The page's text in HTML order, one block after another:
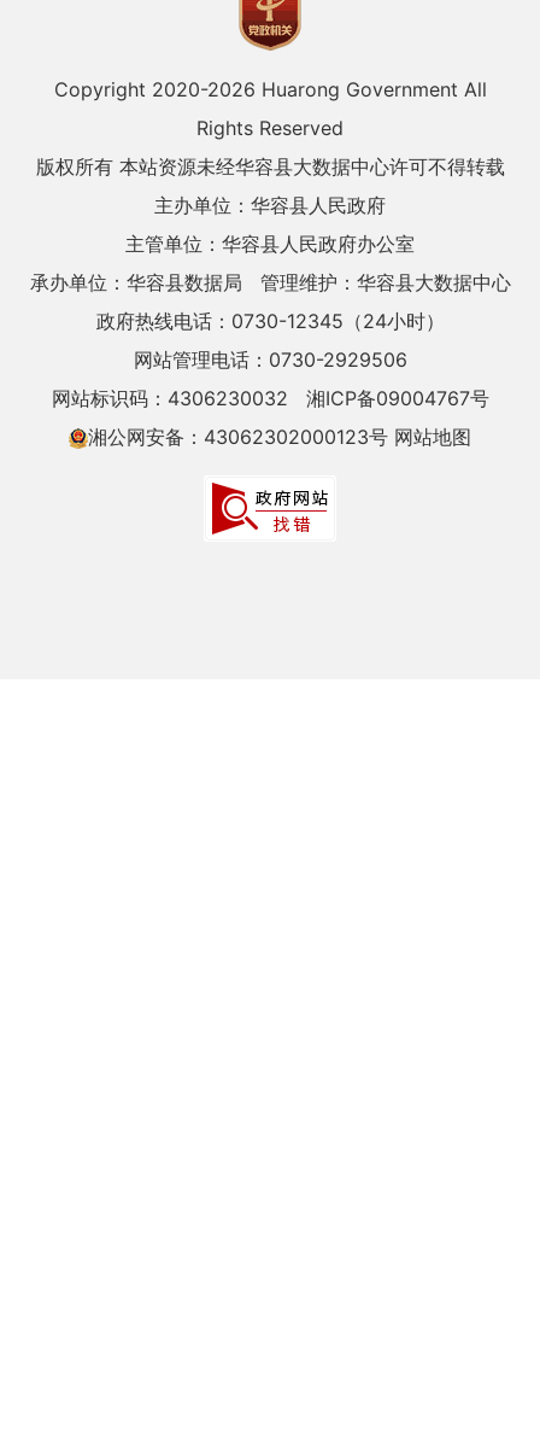
Copyright 2020-2026 Huarong Government All
Rights Reserved
版权所有 本站资源未经华容县大数据中心许可不得转载
主办单位：华容县人民政府
主管单位：华容县人民政府办公室
承办单位：华容县数据局
管理维护：华容县大数据中心
政府热线电话：0730-12345（24小时）
网站管理电话：0730-2929506
网站标识码：4306230032
湘ICP备09004767号
湘公网安备：43062302000123号 网站地图